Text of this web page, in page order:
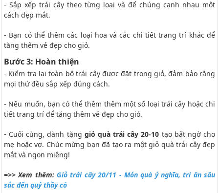
- Sắp xếp trái cây theo từng loại và để chúng cạnh nhau một
cách đẹp mắt.
- Bạn có thể thêm các loại hoa và các chi tiết trang trí khác để
tăng thêm vẻ đẹp cho giỏ.
Bước 3: Hoàn thiện
- Kiểm tra lại toàn bộ trái cây được đặt trong giỏ, đảm bảo rằng
mọi thứ đều sắp xếp đúng cách.
- Nếu muốn, bạn có thể thêm thêm một số loại trái cây hoặc chi
tiết trang trí để tăng thêm vẻ đẹp cho giỏ.
- Cuối cùng, dành tặng giỏ quà trái cây 20-10 tạo bất ngờ cho
mẹ hoặc vợ. Chúc mừng bạn đã tạo ra một giỏ quà trái cây đẹp
mắt và ngon miệng!
=>> Xem thêm: Giỏ trái cây 20/11 - Món quà ý nghĩa, tri ân sâu
sắc đến quý thầy cô